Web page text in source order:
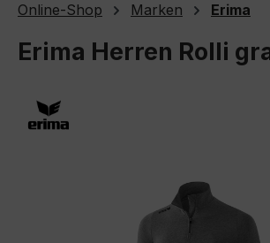
Online-Shop Marken Erima
Erima Herren Rolli
Bildergalerie überspringen